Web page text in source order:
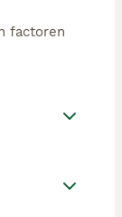
factoren